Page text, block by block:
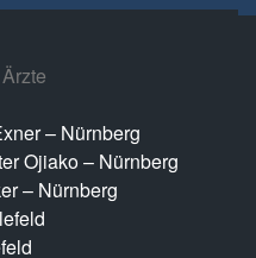
– Nürnberg
Ojiako – Nürnberg
– Nürnberg